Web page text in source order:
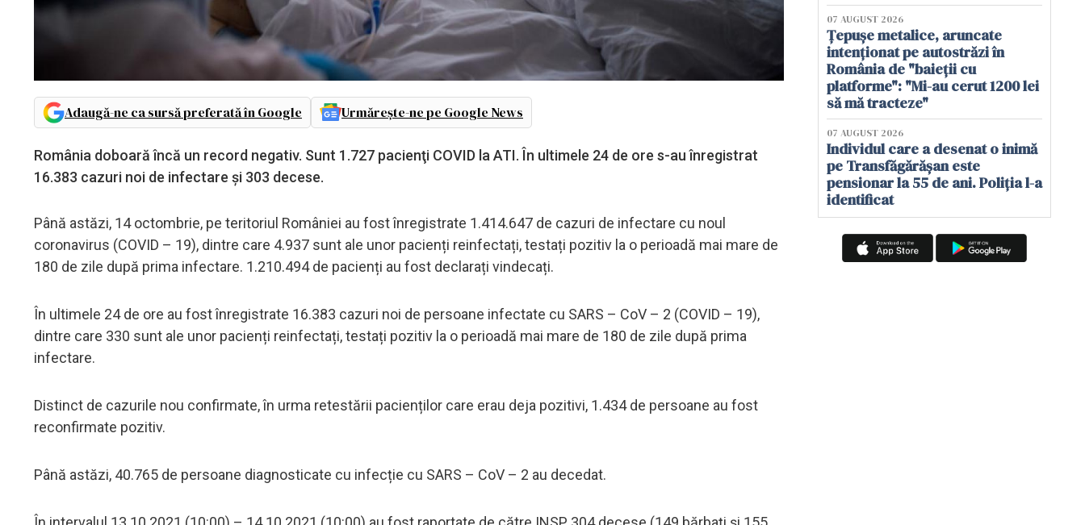
Adaugă-ne ca sursă preferată în Google Urmărește-ne pe Google News
România doboară încă un record negativ. Sunt 1.727 pacienţi COVID la ATI. În ultimele 24 de ore s-au înregistrat
16.383 cazuri noi de infectare și 303 decese.
Până astăzi, 14 octombrie, pe teritoriul României au fost înregistrate 1.414.647 de cazuri de infectare cu noul
coronavirus (COVID – 19), dintre care 4.937 sunt ale unor pacienți reinfectați, testați pozitiv la o perioadă mai mare de
180 de zile după prima infectare. 1.210.494 de pacienți au fost declarați vindecați.
În ultimele 24 de ore au fost înregistrate 16.383 cazuri noi de persoane infectate cu SARS – CoV – 2 (COVID – 19),
dintre care 330 sunt ale unor pacienți reinfectați, testați pozitiv la o perioadă mai mare de 180 de zile după prima
infectare.
Distinct de cazurile nou confirmate, în urma retestării pacienților care erau deja pozitivi, 1.434 de persoane au fost
reconfirmate pozitiv.
Până astăzi, 40.765 de persoane diagnosticate cu infecție cu SARS – CoV – 2 au decedat.
07 AUGUST 2026
Țepușe metalice, aruncate
intenționat pe autostrăzi în
România de "baieții cu
platforme": "Mi-au cerut 1200 lei
să mă tracteze"
07 AUGUST 2026
Individul care a desenat o inimă
pe Transfăgărășan este
pensionar la 55 de ani. Poliția l-a
identificat